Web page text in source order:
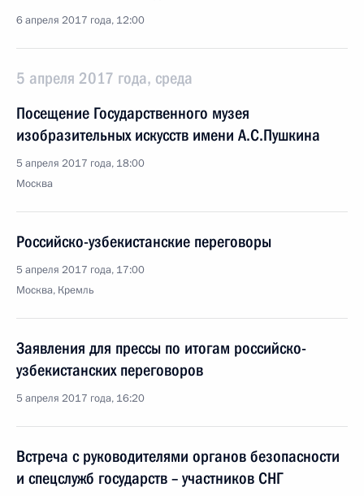
6 апреля 2017 года, 12:00
5 апреля 2017 года, среда
Посещение Государственного музея
изобразительных искусств имени А.С.Пушкина
5 апреля 2017 года, 18:00
Москва
Российско-узбекистанские переговоры
5 апреля 2017 года, 17:00
Москва, Кремль
Заявления для прессы по итогам российско-
узбекистанских переговоров
5 апреля 2017 года, 16:20
Встреча с руководителями органов безопасности
и спецслужб государств – участников СНГ